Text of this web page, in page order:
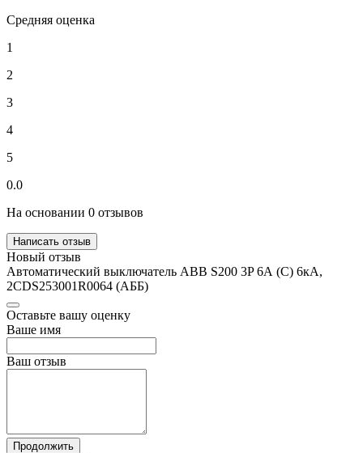
Средняя оценка
1
2
3
4
5
0.0
На основании 0 отзывов
Написать отзыв
Новый отзыв
Автоматический выключатель ABB S200 3P 6А (C) 6кА,
2CDS253001R0064 (АББ)
Оставьте вашу оценку
Ваше имя
Ваш отзыв
Продолжить